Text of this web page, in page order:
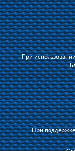
Я соглашаюсь с тем, что
повышения удобства
При
При поддержке